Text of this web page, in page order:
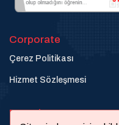
Corporate
Çerez Politikası
Hizmet Sözleşmesi
Destek